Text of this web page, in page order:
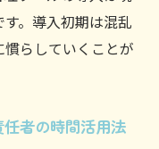
。導入初期は混乱
らしていくことが
者の時間活用法